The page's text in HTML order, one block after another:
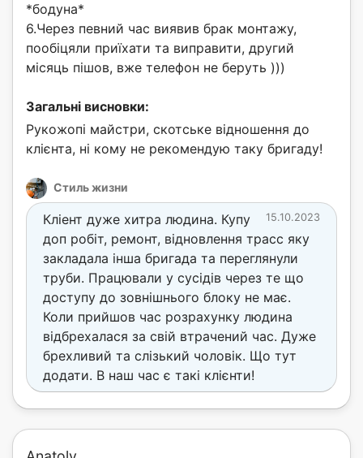
*бодуна*
6.Через певний час виявив брак монтажу,
пообіцяли приїхати та виправити, другий
місяць пішов, вже телефон не беруть )))
Загальні висновки:
Рукожопі майстри, скотське відношення до
клієнта, ні кому не рекомендую таку бригаду!
Стиль жизни
15.10.2023
Кліент дуже хитра людина. Купу
доп робіт, ремонт, відновлення трасс яку
закладала інша бригада та переглянули
труби. Працювали у сусідів через те що
доступу до зовнішнього блоку не має.
Коли прийшов час розрахунку людина
відбрехалася за свій втрачений час. Дуже
брехливий та слізький чоловік. Що тут
додати. В наш час є такі клієнти!